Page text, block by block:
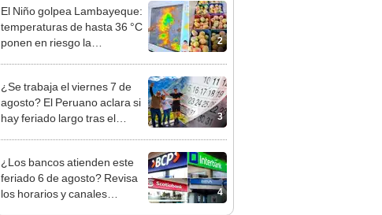
2
El Niño golpea Lambayeque:
temperaturas de hasta 36 °C
ponen en riesgo la
3
¿Se trabaja el viernes 7 de
agosto? El Peruano aclara si
hay feriado largo tras el
4
¿Los bancos atienden este
feriado 6 de agosto? Revisa
los horarios y canales